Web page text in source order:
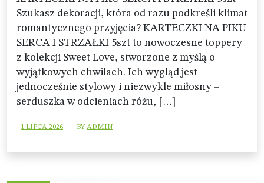
Szukasz dekoracji, która od razu podkreśli klimat
romantycznego przyjęcia? KARTECZKI NA PIKU
SERCA I STRZAŁKI 5szt to nowoczesne toppery
z kolekcji Sweet Love, stworzone z myślą o
wyjątkowych chwilach. Ich wygląd jest
jednocześnie stylowy i niezwykle miłosny –
serduszka w odcieniach różu, […]
- 1 LIPCA 2026 BYADMIN